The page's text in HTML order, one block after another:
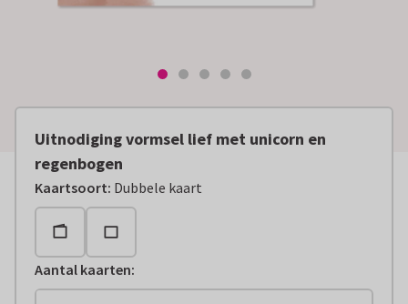
Uitnodiging vormsel lief met unicorn en
regenbogen
Kaartsoort: Dubbele kaart
Aantal kaarten: